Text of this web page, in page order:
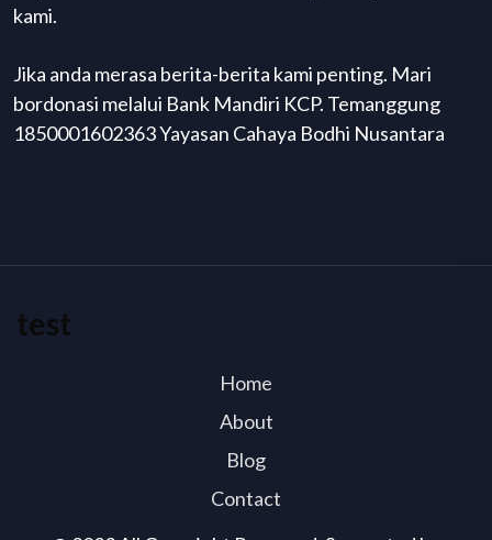
kami.
Jika anda merasa berita-berita kami penting. Mari
bordonasi melalui Bank Mandiri KCP. Temanggung
1850001602363 Yayasan Cahaya Bodhi Nusantara
test
Home
About
Blog
Contact